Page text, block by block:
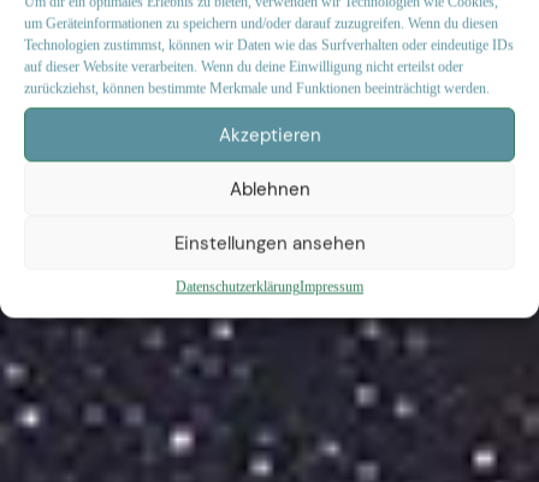
um Geräteinformationen zu speichern und/oder darauf zuzugreifen. Wenn du diesen
Technologien zustimmst, können wir Daten wie das Surfverhalten oder eindeutige IDs
auf dieser Website verarbeiten. Wenn du deine Einwilligung nicht erteilst oder
zurückziehst, können bestimmte Merkmale und Funktionen beeinträchtigt werden.
Akzeptieren
Ablehnen
Einstellungen ansehen
DatenschutzerklärungImpressum